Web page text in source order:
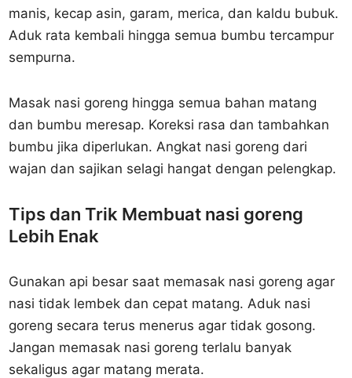
manis, kecap asin, garam, merica, dan kaldu bubuk.
Aduk rata kembali hingga semua bumbu tercampur
sempurna.
Masak nasi goreng hingga semua bahan matang
dan bumbu meresap. Koreksi rasa dan tambahkan
bumbu jika diperlukan. Angkat nasi goreng dari
wajan dan sajikan selagi hangat dengan pelengkap.
Tips dan Trik Membuat nasi goreng
Lebih Enak
Gunakan api besar saat memasak nasi goreng agar
nasi tidak lembek dan cepat matang. Aduk nasi
goreng secara terus menerus agar tidak gosong.
Jangan memasak nasi goreng terlalu banyak
sekaligus agar matang merata.